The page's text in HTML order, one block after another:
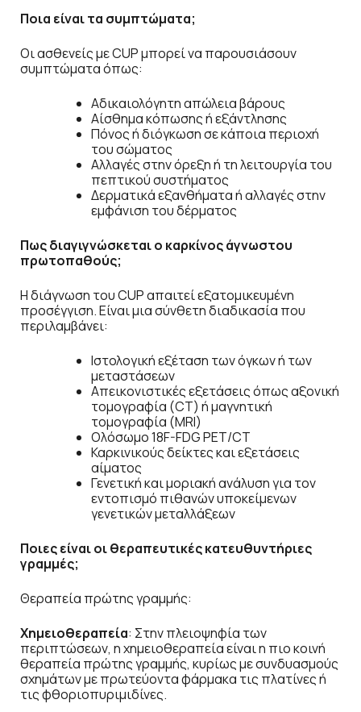
Ποια είναι τα συμπτώματα;
Οι ασθενείς με CUP μπορεί να παρουσιάσουν
συμπτώματα όπως:
Αδικαιολόγητη απώλεια βάρους
Αίσθημα κόπωσης ή εξάντλησης
Πόνος ή διόγκωση σε κάποια περιοχή
του σώματος
Αλλαγές στην όρεξη ή τη λειτουργία του
πεπτικού συστήματος
Δερματικά εξανθήματα ή αλλαγές στην
εμφάνιση του δέρματος
Πως διαγιγνώσκεται ο καρκίνος άγνωστου
πρωτοπαθούς;
Η διάγνωση του CUP απαιτεί εξατομικευμένη
προσέγγιση. Είναι μια σύνθετη διαδικασία που
περιλαμβάνει:
Ιστολογική εξέταση των όγκων ή των
μεταστάσεων
Απεικονιστικές εξετάσεις όπως αξονική
τομογραφία (CT) ή μαγνητική
τομογραφία (MRI)
Ολόσωμο 18F-FDG PET/CT
Καρκινικούς δείκτες και εξετάσεις
αίματος
Γενετική και μοριακή ανάλυση για τον
εντοπισμό πιθανών υποκείμενων
γενετικών μεταλλάξεων
Ποιες είναι οι θεραπευτικές κατευθυντήριες
γραμμές;
Θεραπεία πρώτης γραμμής:
Χημειοθεραπεία: Στην πλειοψηφία των
περιπτώσεων, η χημειοθεραπεία είναι η πιο κοινή
θεραπεία πρώτης γραμμής, κυρίως με συνδυασμούς
σχημάτων με πρωτεύοντα φάρμακα τις πλατίνες ή
τις φθοριοπυριμιδίνες.